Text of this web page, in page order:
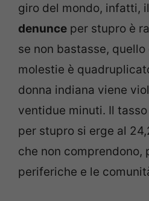
giro del mondo, infatti,
denunce per stupro è
se non bastasse,
molestie è
donna indiana viene
ventidue minuti. Il
per stupro si erge al
che non comprendono,
periferiche e le